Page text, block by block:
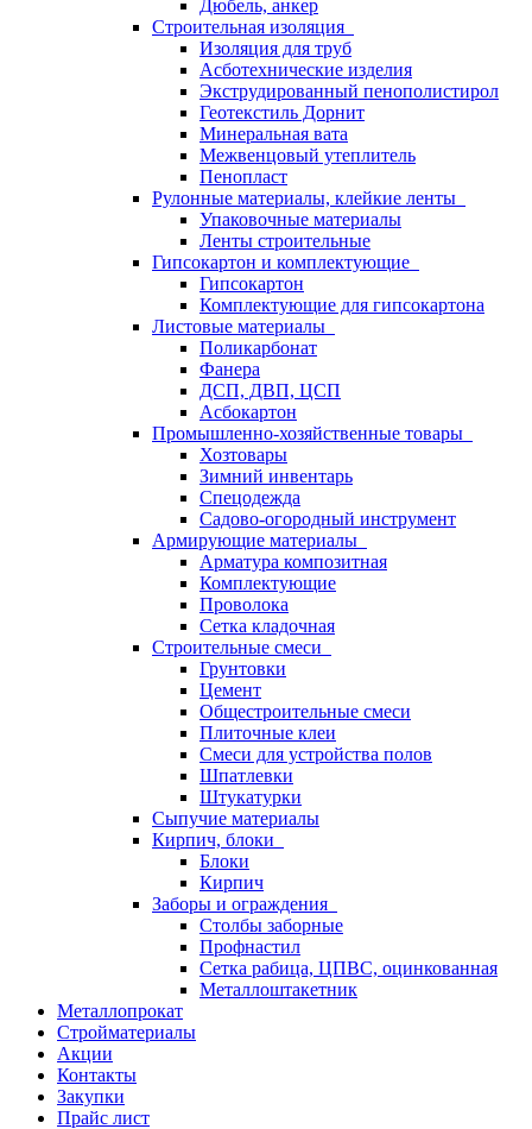
Дюбель, анкер
Строительная изоляция
Изоляция для труб
Асботехнические изделия
Экструдированный пенополистирол
Геотекстиль Дорнит
Минеральная вата
Межвенцовый утеплитель
Пенопласт
Рулонные материалы, клейкие ленты
Упаковочные материалы
Ленты строительные
Гипсокартон и комплектующие
Гипсокартон
Комплектующие для гипсокартона
Листовые материалы
Поликарбонат
Фанера
ДСП, ДВП, ЦСП
Асбокартон
Промышленно-хозяйственные товары
Хозтовары
Зимний инвентарь
Спецодежда
Садово-огородный инструмент
Армирующие материалы
Арматура композитная
Комплектующие
Проволока
Сетка кладочная
Строительные смеси
Грунтовки
Цемент
Общестроительные смеси
Плиточные клеи
Смеси для устройства полов
Шпатлевки
Штукатурки
Сыпучие материалы
Кирпич, блоки
Блоки
Кирпич
Заборы и ограждения
Столбы заборные
Профнастил
Сетка рабица, ЦПВС, оцинкованная
Металлоштакетник
Металлопрокат
Стройматериалы
Акции
Контакты
Закупки
Прайс лист